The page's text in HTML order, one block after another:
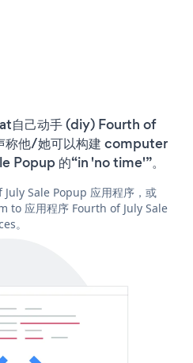
自己动手 (diy) Fourth of
称他/她可以构建 computer
Popup 的“in 'no time'”。
Sale Popup 应用程序，或
to 应用程序 Fourth of July Sale
。